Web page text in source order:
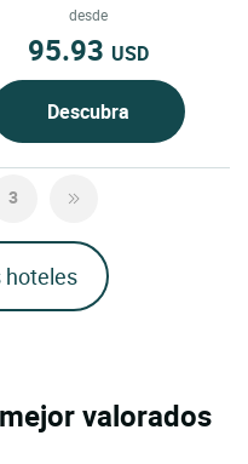
tranquilo y pintoresco...
desde
95.93 USD
Descubra
3
hoteles
valorados